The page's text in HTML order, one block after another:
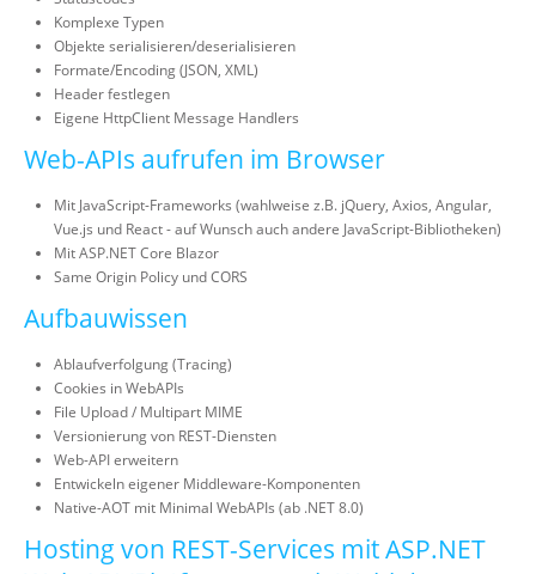
Komplexe Typen
Objekte serialisieren/deserialisieren
Formate/Encoding (JSON, XML)
Header festlegen
Eigene HttpClient Message Handlers
Web-APIs aufrufen im Browser
Mit JavaScript-Frameworks (wahlweise z.B. jQuery, Axios, Angular,
Vue.js und React - auf Wunsch auch andere JavaScript-Bibliotheken)
Mit ASP.NET Core Blazor
Same Origin Policy und CORS
Aufbauwissen
Ablaufverfolgung (Tracing)
Cookies in WebAPIs
File Upload / Multipart MIME
Versionierung von REST-Diensten
Web-API erweitern
Entwickeln eigener Middleware-Komponenten
Native-AOT mit Minimal WebAPIs (ab .NET 8.0)
Hosting von REST-Services mit ASP.NET